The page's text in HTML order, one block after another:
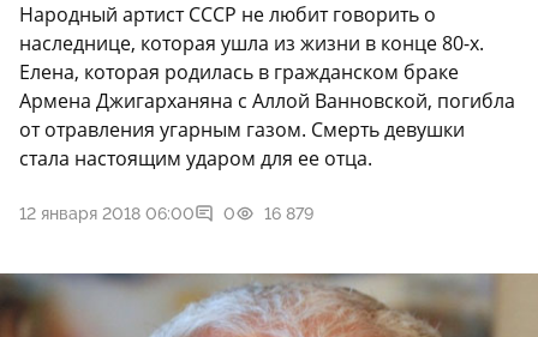
Народный артист СССР не любит говорить о
наследнице, которая ушла из жизни в конце 80-х.
Елена, которая родилась в гражданском браке
Армена Джигарханяна с Аллой Ванновской, погибла
от отравления угарным газом. Смерть девушки
стала настоящим ударом для ее отца.
12 января 2018 06:00 0 16 879